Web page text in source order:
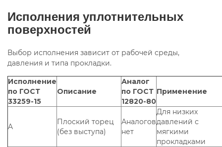
Исполнения уплотнительных
поверхностей
Выбор исполнения зависит от рабочей среды,
давления и типа прокладки.
Исполнение
по ГОСТ
33259-15
Описание
Аналог
по ГОСТ
12820-80
Применение
A
Плоский торец
(без выступа)
Аналогов
нет
Для низких
давлений с
мягкими
прокладками